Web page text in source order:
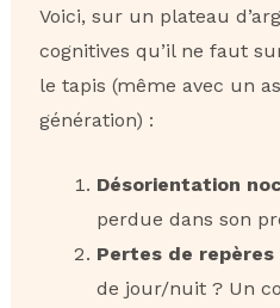
Voici, sur un plateau
cognitives qu’il ne faut
le tapis (même avec un
génération) :
Désorientation
perdue dans son
Pertes de
de jour/nuit ? Un